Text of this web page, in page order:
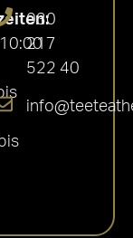
030
217
522 40